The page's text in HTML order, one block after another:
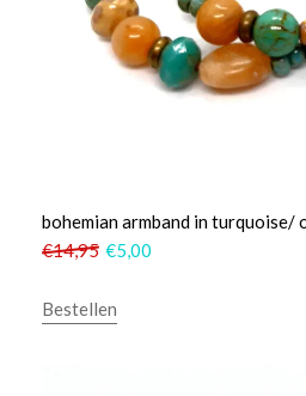
bohemian armband in turquoise/
€14,95 €5,00
Bestellen